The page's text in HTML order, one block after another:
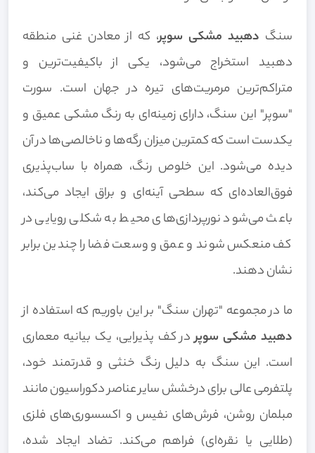
سنگ دهبید مشکی سوپر، که از معادن غنی منطقه
دهبید استخراج می‌شود، یکی از باکیفیت‌ترین و
متراکم‌ترین مرمریت‌های تیره در جهان است. سورت
"سوپر" این سنگ، دارای زمینه‌ای به رنگ مشکی عمیق و
یکدست است که کمترین میزان رگه‌ها و ناخالصی‌ها در آن
دیده می‌شود. این خلوص رنگ، همراه با ساب‌پذیری
فوق‌العاده‌ای که سطحی آینه‌ای و براق ایجاد می‌کند،
باعث می‌شود نورپردازی‌های محیط به شکلی رویایی در
کف منعکس شوند و عمق و وسعت فضا را چندین برابر
نشان دهند.
ما در مجموعه "تهران سنگ" بر این باوریم که استفاده از
دهبید مشکی سوپردر کف پذیرایی، یک بیانیه معماری
است. این سنگ به دلیل رنگ خنثی و قدرتمند خود،
پلتفرمی عالی برای درخشش سایر عناصر دکوراسیون مانند
مبلمان روشن، فرش‌های نفیس و اکسسوری‌های فلزی
(طلایی یا نقره‌ای) فراهم می‌کند. تضاد ایجاد شده،